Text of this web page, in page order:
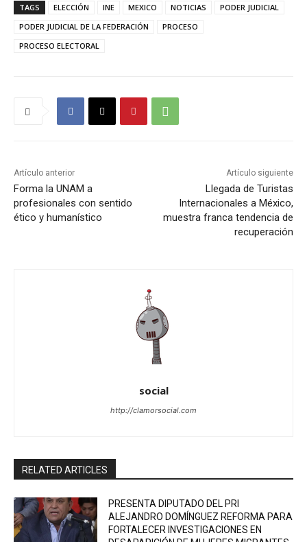
TAGS ELECCIÓN INE MEXICO NOTICIAS
PODER JUDICIAL
PODER JUDICIAL DE LA FEDERACIÓN
PROCESO
PROCESO ELECTORAL
Artículo anterior
Forma la UNAM a
profesionales con sentido
ético y humanístico
Artículo siguiente
Llegada de Turistas
Internacionales a México,
muestra franca tendencia de
recuperación
social
http://clamorsocial.com
RELATED ARTICLES
PRESENTA DIPUTADO DEL PRI
ALEJANDRO DOMÍNGUEZ REFORMA PARA
FORTALECER INVESTIGACIONES EN